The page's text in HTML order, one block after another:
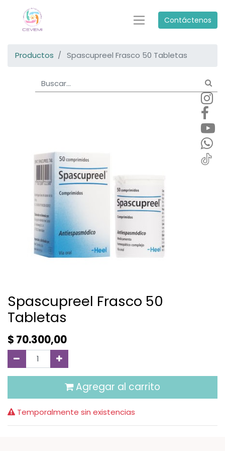
Contáctenos
Productos Spascupreel Frasco 50 Tabletas
Spascupreel Frasco 50
Tabletas
$ 70.300,00
Agregar al carrito
Temporalmente sin existencias